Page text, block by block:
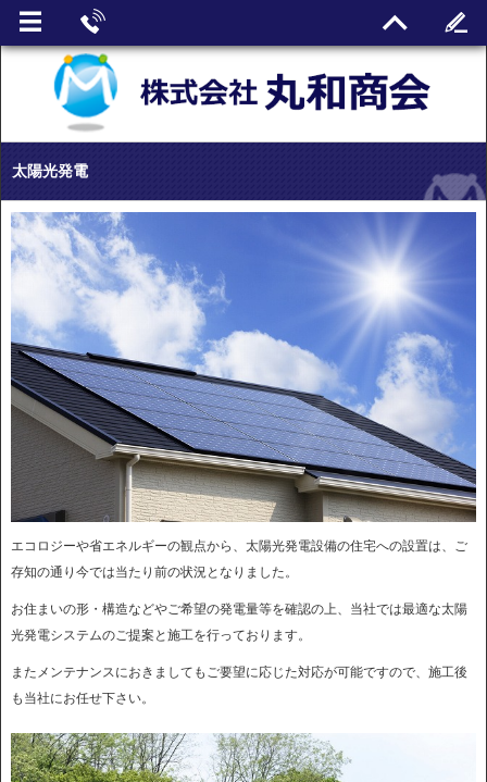
太陽光発電
エコロジーや省エネルギーの観点から、太陽光発電設備の住宅への設置は、ご
存知の通り今では当たり前の状況となりました。
お住まいの形・構造などやご希望の発電量等を確認の上、当社では最適な太陽
光発電システムのご提案と施工を行っております。
またメンテナンスにおきましてもご要望に応じた対応が可能ですので、施工後
も当社にお任せ下さい。